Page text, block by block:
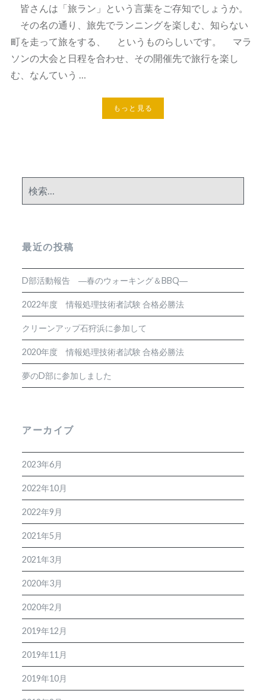
皆さんは「旅ラン」という言葉をご存知でしょうか。
その名の通り、旅先でランニングを楽しむ、知らない
町を走って旅をする、 というものらしいです。 マラ
ソンの大会と日程を合わせ、その開催先で旅行を楽し
む、なんていう …
もっと見る
索:
最近の投稿
D部活動報告 ―春のウォーキング＆BBQ―
2022年度 情報処理技術者試験 合格必勝法
クリーンアップ石狩浜に参加して
2020年度 情報処理技術者試験 合格必勝法
夢のD部に参加しました
アーカイブ
2023年6月
2022年10月
2022年9月
2021年5月
2021年3月
2020年3月
2020年2月
2019年12月
2019年11月
2019年10月